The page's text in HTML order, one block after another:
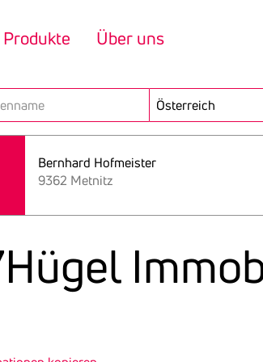
Produkte Über uns
Region
Bernhard Hofmeister
9362 Metnitz